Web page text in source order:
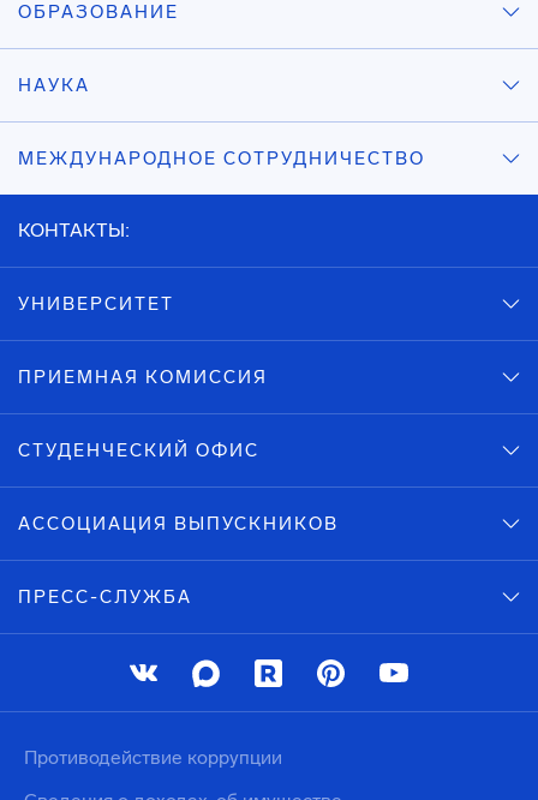
ОБРАЗОВАНИЕ
НАУКА
МЕЖДУНАРОДНОЕ СОТРУДНИЧЕСТВО
КОНТАКТЫ:
УНИВЕРСИТЕТ
ПРИЕМНАЯ КОМИССИЯ
СТУДЕНЧЕСКИЙ ОФИС
АССОЦИАЦИЯ ВЫПУСКНИКОВ
ПРЕСС-СЛУЖБА
Противодействие коррупции